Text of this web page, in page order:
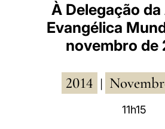
À Delegação
Evangélica
novembro de
2014
11h15